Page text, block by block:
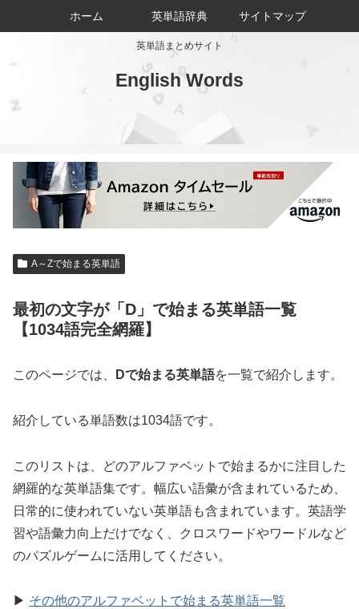
英単語まとめサイト
English Words
ホーム 英単語辞典 サイトマップ
A～Zで始まる英単語
最初の文字が「D」で始まる英単語一覧
【1034語完全網羅】
このページでは、 Dで始まる英単語を一覧で紹介します。
紹介している単語数は1034語です。
このリストは、どのアルファベットで始まるかに注目した
網羅的な英単語集です。幅広い語彙が含まれているため、
日常的に使われていない英単語も含まれています。英語学
習や語彙力向上だけでなく、クロスワードやワードルなど
のパズルゲームに活用してください。
▶ その他のアルファベットで始まる英単語一覧